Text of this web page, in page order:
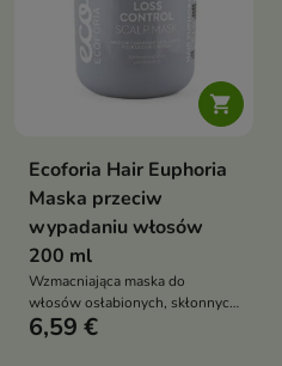

Ecoforia Hair Euphoria
Maska przeciw
wypadaniu włosów
200 ml
Wzmacniająca maska do
włosów osłabionych, skłonnych
do wypadania i utraty gęstości.
6,59 €